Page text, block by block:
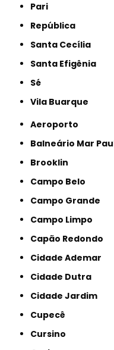
Pari
República
Santa Cecília
Santa Efigênia
Sé
Vila Buarque
Aeroporto
Balneário Mar
Brooklin
Campo Belo
Campo Grande
Campo Limpo
Capão Redondo
Cidade Ademar
Cidade Dutra
Cidade Jardim
Cupecê
Cursino